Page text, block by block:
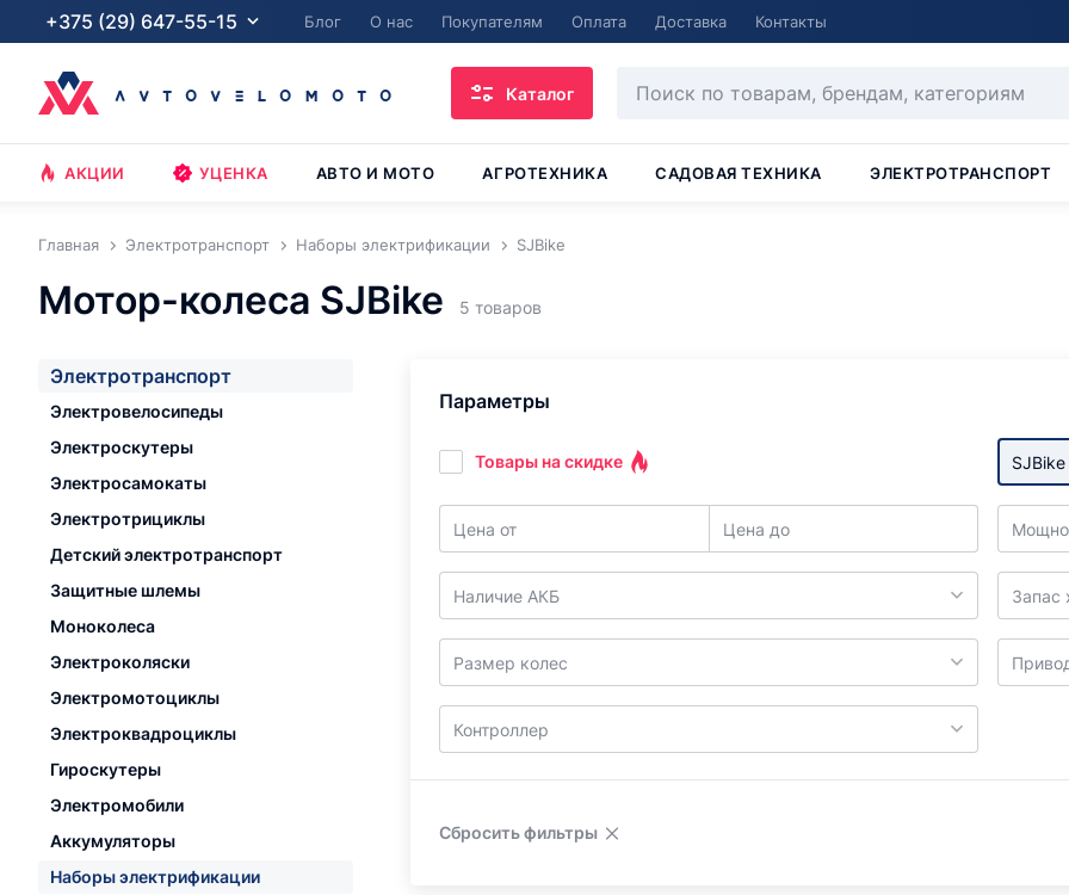
+375 (29) 647-55-15 Блог О нас Покупателям Оплата Доставка Контакты
Каталог
АКЦИИ УЦЕНКА АВТО И МОТО АГРОТЕХНИКА САДОВАЯ ТЕХНИКА ЭЛЕКТРОТРАНСПОРТ
Главная Электротранспорт Наборы электрификации SJBike
Мотор-колеса SJBike 5 товаров
Электротранспорт
Электровелосипеды
Электроскутеры
Электросамокаты
Электротрициклы
Детский электротранспорт
Защитные шлемы
Моноколеса
Электроколяски
Электромотоциклы
Электроквадроциклы
Гироскутеры
Электромобили
Аккумуляторы
Наборы электрификации
Параметры
Товары на скидке SJBike
Цена от Цена до
Наличие АКБ Запас
Размер колес
Контроллер
Сбросить фильтры